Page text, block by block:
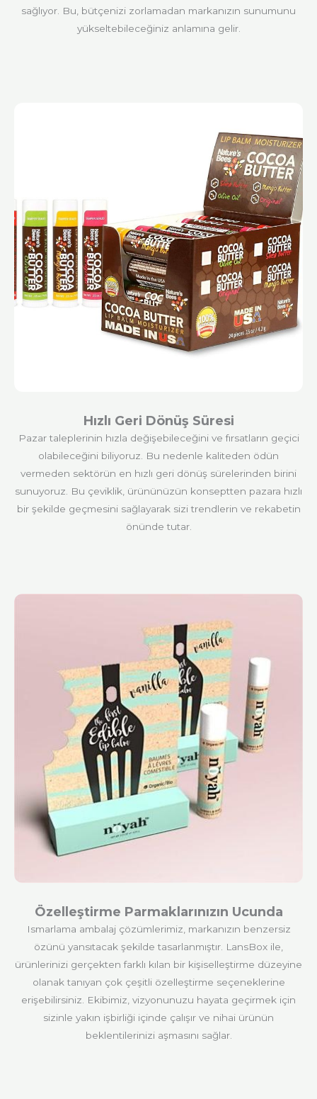
sağlıyor. Bu, bütçenizi zorlamadan markanızın sunumunu
yükseltebileceğiniz anlamına gelir.
Hızlı Geri Dönüş Süresi
Pazar taleplerinin hızla değişebileceğini ve fırsatların geçici
olabileceğini biliyoruz. Bu nedenle kaliteden ödün
vermeden sektörün en hızlı geri dönüş sürelerinden birini
sunuyoruz. Bu çeviklik, ürününüzün konseptten pazara hızlı
bir şekilde geçmesini sağlayarak sizi trendlerin ve rekabetin
önünde tutar.
Özelleştirme Parmaklarınızın Ucunda
Ismarlama ambalaj çözümlerimiz, markanızın benzersiz
özünü yansıtacak şekilde tasarlanmıştır. LansBox ile,
ürünlerinizi gerçekten farklı kılan bir kişiselleştirme düzeyine
olanak tanıyan çok çeşitli özelleştirme seçeneklerine
erişebilirsiniz. Ekibimiz, vizyonunuzu hayata geçirmek için
sizinle yakın işbirliği içinde çalışır ve nihai ürünün
beklentilerinizi aşmasını sağlar.